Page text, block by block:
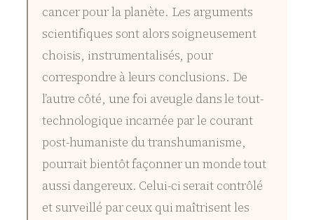
cancer pour la planète. Les arguments
scientifiques sont alors soigneusement
choisis, instrumentalisés, pour
correspondre à leurs conclusions. De
l’autre côté, une foi aveugle dans le tout-
technologique incarnée par le courant
post-humaniste du transhumanisme,
pourrait bientôt façonner un monde tout
aussi dangereux. Celui-ci serait contrôlé
et surveillé par ceux qui maîtrisent les